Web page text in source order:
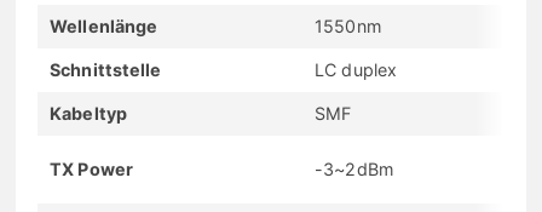
Wellenlänge 1550nm
Schnittstelle LC duplex
Kabeltyp SMF
TX Power -3~2dBm